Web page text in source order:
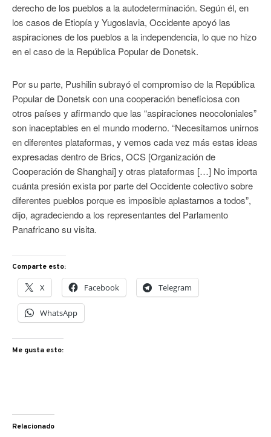
derecho de los pueblos a la autodeterminación. Según él, en
los casos de Etiopía y Yugoslavia, Occidente apoyó las
aspiraciones de los pueblos a la independencia, lo que no hizo
en el caso de la República Popular de Donetsk.
Por su parte, Pushilin subrayó el compromiso de la República
Popular de Donetsk con una cooperación beneficiosa con
otros países y afirmando que las “aspiraciones neocoloniales”
son inaceptables en el mundo moderno. “Necesitamos unirnos
en diferentes plataformas, y vemos cada vez más estas ideas
expresadas dentro de Brics, OCS [Organización de
Cooperación de Shanghai] y otras plataformas […] No importa
cuánta presión exista por parte del Occidente colectivo sobre
diferentes pueblos porque es imposible aplastarnos a todos”,
dijo, agradeciendo a los representantes del Parlamento
Panafricano su visita.
Comparte esto:
X Facebook Telegram
WhatsApp
Me gusta esto:
Relacionado